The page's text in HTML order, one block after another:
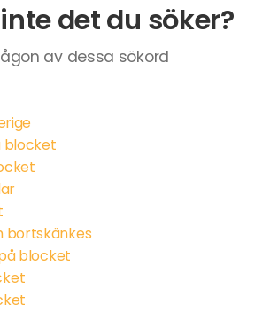
det du söker?
av dessa sökord
blocket
bortskänkes
blocket